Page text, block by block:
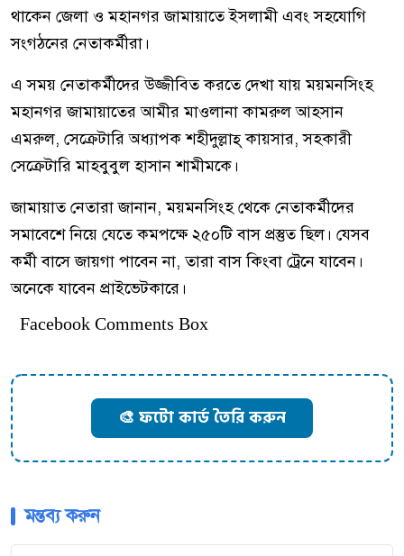
থাকেন জেলা ও মহানগর জামায়াতে ইসলামী এবং সহযোগি
সংগঠনের নেতাকর্মীরা।
এ সময় নেতাকর্মীদের উজ্জীবিত করতে দেখা যায় ময়মনসিংহ
মহানগর জামায়াতের আমীর মাওলানা কামরুল আহসান
এমরুল, সেক্রেটারি অধ্যাপক শহীদুল্লাহ্ কায়সার, সহকারী
সেক্রেটারি মাহবুবুল হাসান শামীমকে।
জামায়াত নেতারা জানান, ময়মনসিংহ থেকে নেতাকর্মীদের
সমাবেশে নিয়ে যেতে কমপক্ষে ২৫০টি বাস প্রস্তুত ছিল। যেসব
কর্মী বাসে জায়গা পাবেন না, তারা বাস কিংবা ট্রেনে যাবেন।
অনেকে যাবেন প্রাইভেটকারে।
Facebook Comments Box
🎨 ফটো কার্ড তৈরি করুন
মন্তব্য করুন